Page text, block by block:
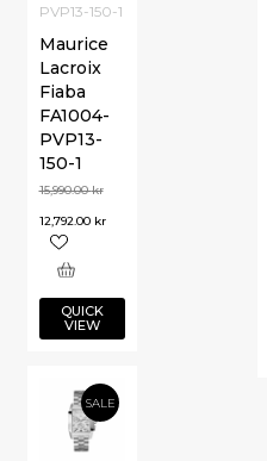
PVP13-150-1
Maurice
Lacroix
Fiaba
FA1004-
PVP13-
150-1
15,990.00kr
12,792.00 kr
QUICK
VIEW
SALE